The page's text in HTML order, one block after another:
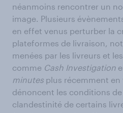
néanmoins rencontrer un
image. Plusieurs
en effet venus perturber la
plateformes de livraison,
menées par les livreurs et
comme Cash Investigation
minutes plus récemment
dénoncent les conditions
clandestinité de certains